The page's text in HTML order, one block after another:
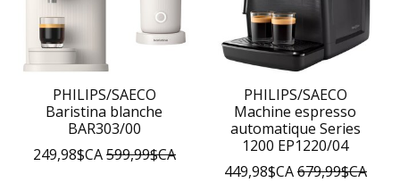
PHILIPS/SAECO
Baristina blanche
BAR303/00
249,98$CA599,99$CA
PHILIPS/SAECO
Machine espresso
automatique Series
1200 EP1220/04
449,98$CA679,99$CA